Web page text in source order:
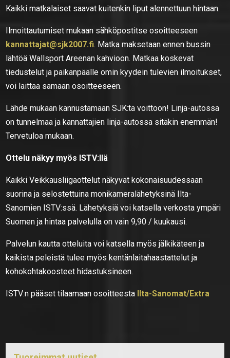
Kaikki matkalaiset saavat kuitenkin liput alennettuun hintaan.
Ilmoittautumiset mukaan sähköpostitse osoitteeseen
kannattajat@sjk2007.fi. Matka maksetaan ennen bussin
lähtöä Wallsport Areenan kahvioon. Matkaa koskevat
tiedustelut ja paikanpäälle omin kyydein tulevien ilmoitukset,
voi laittaa samaan osoitteeseen.
Lähde mukaan kannustamaan SJK:ta voittoon! Linja-autossa
on tunnelmaa ja kannattajien linja-autossa sitäkin enemmän!
Tervetuloa mukaan.
Ottelu näkyy myös ISTV:llä
Kaikki Veikkausliigaottelut näkyvät kokonaisuudessaan
suorina ja selostettuina monikameralähetyksinä Ilta-
Sanomien ISTV:ssä. Lähetyksiä voi katsella verkosta ympäri
Suomen ja hintaa palvelulla on vain 9,90 / kuukausi.
Palvelun kautta otteluita voi katsella myös jälkikäteen ja
kaikista peleistä tulee myös kentänlaitahaastattelut ja
kohokohtakoosteet hidastuksineen.
ISTV:n pääset tilaamaan osoitteesta Ilta-Sanomat/Extra